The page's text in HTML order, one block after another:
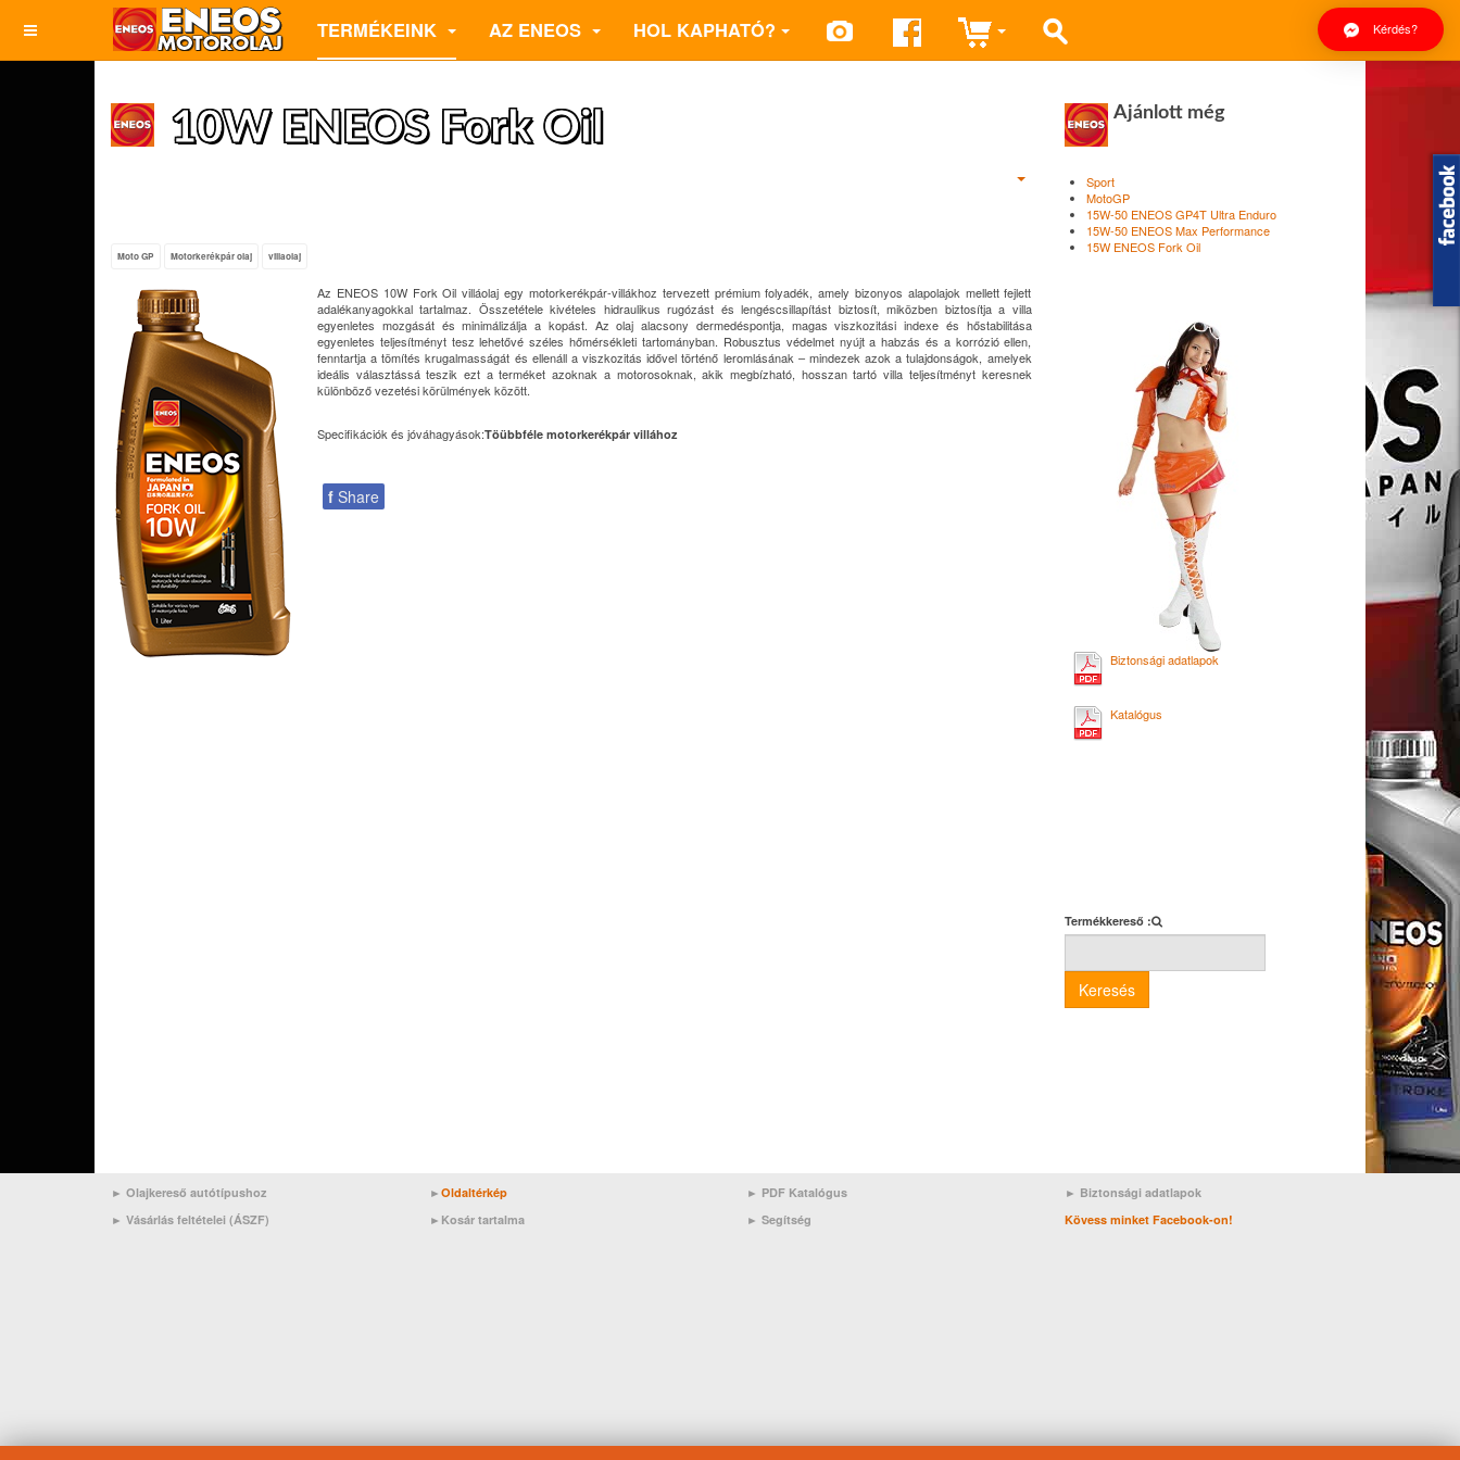
Kérdés?
TERMÉKEINK AZ ENEOS HOL KAPHATÓ?
10W ENEOS Fork Oil
Moto GP Motorkerékpár olaj villaolaj
Az ENEOS 10W Fork Oil villáolaj egy motorkerékpár-villákhoz tervezett prémium folyadék, amely bizonyos alapolajok mellett fejlett
adalékanyagokkal tartalmaz. Összetétele kivételes hidraulikus rugózást és lengéscsillapítást biztosít, miközben biztosítja a villa
egyenletes mozgását és minimálizálja a kopást. Az olaj alacsony dermedéspontja, magas viszkozitási indexe és hőstabilitása
egyenletes teljesítményt tesz lehetővé széles hőmérsékleti tartományban. Robusztus védelmet nyújt a habzás és a korrózió ellen,
fenntartja a tömítés krugalmasságát és ellenáll a viszkozitás idővel történő leromlásának – mindezek azok a tulajdonságok, amelyek
ideális választássá teszik ezt a terméket azoknak a motorosoknak, akik megbízható, hosszan tartó villa teljesítményt keresnek
különböző vezetési körülmények között.
Specifikációk és jóváhagyások:Töübbféle motorkerékpár villához
f Share
Ajánlott még
Sport
MotoGP
15W-50 ENEOS GP4T Ultra Enduro
15W-50 ENEOS Max Performance
15W ENEOS Fork Oil
Biztonsági adatlapok
Katalógus
Termékkereső :
Keresés
► Olajkereső autótípushoz
► Vásárlás feltételei (ÁSZF)
► Oldaltérkép
► Kosár tartalma
► PDF Katalógus
► Segítség
► Biztonsági adatlapok
Kövess minket Facebook-on!